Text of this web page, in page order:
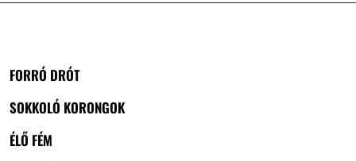
FORRÓ DRÓT
SOKKOLÓ KORONGOK
ÉLŐ FÉM